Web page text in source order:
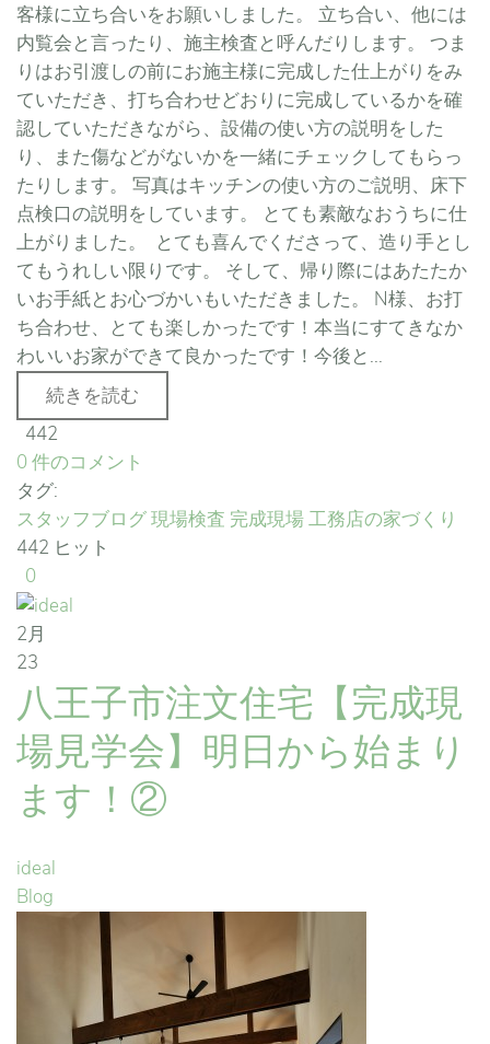
客様に立ち合いをお願いしました。 立ち合い、他には
内覧会と言ったり、施主検査と呼んだりします。 つま
りはお引渡しの前にお施主様に完成した仕上がりをみ
ていただき、打ち合わせどおりに完成しているかを確
認していただきながら、設備の使い方の説明をした
り、また傷などがないかを一緒にチェックしてもらっ
たりします。 写真はキッチンの使い方のご説明、床下
点検口の説明をしています。 とても素敵なおうちに仕
上がりました。 とても喜んでくださって、造り手とし
てもうれしい限りです。 そして、帰り際にはあたたか
いお手紙とお心づかいもいただきました。 N様、お打
ち合わせ、とても楽しかったです！本当にすてきなか
わいいお家ができて良かったです！今後と...
続きを読む
442
0 件のコメント
タグ:
スタッフブログ現場検査 完成現場工務店の家づくり
442 ヒット
0
2月
23
八王子市注文住宅【完成現
場見学会】明日から始まり
ます！②
ideal
Blog